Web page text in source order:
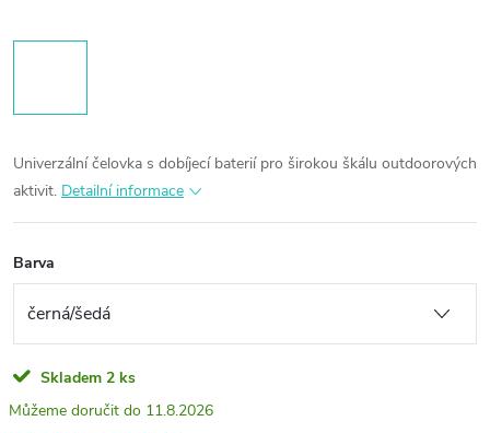
Univerzální čelovka s dobíjecí baterií pro širokou škálu outdoorových
aktivit. Detailní informace
Barva
Skladem 2 ks
11.8.2026